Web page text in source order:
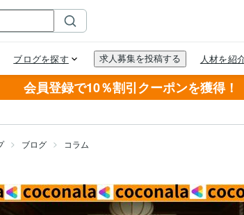
会員登録で10％割引クーポンを獲得！
ブログ コラム